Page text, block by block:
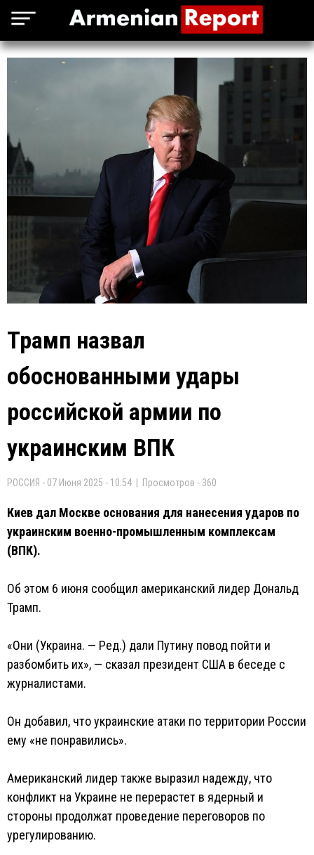
Трамп назвал
обоснованными удары
российской армии по
украинским ВПК
РОССИЯ - 07 Июня 2025 - 10:54 | Просмотров - 360
Киев дал Москве основания для нанесения ударов по
украинским военно-промышленным комплексам
(ВПК).
Об этом 6 июня сообщил американский лидер Дональд
Трамп.
«Они (Украина. — Ред.) дали Путину повод пойти и
разбомбить их», — сказал президент США в беседе с
журналистами.
Он добавил, что украинские атаки по территории России
ему «не понравились».
Американский лидер также выразил надежду, что
конфликт на Украине не перерастет в ядерный и
стороны продолжат проведение переговоров по
урегулированию.